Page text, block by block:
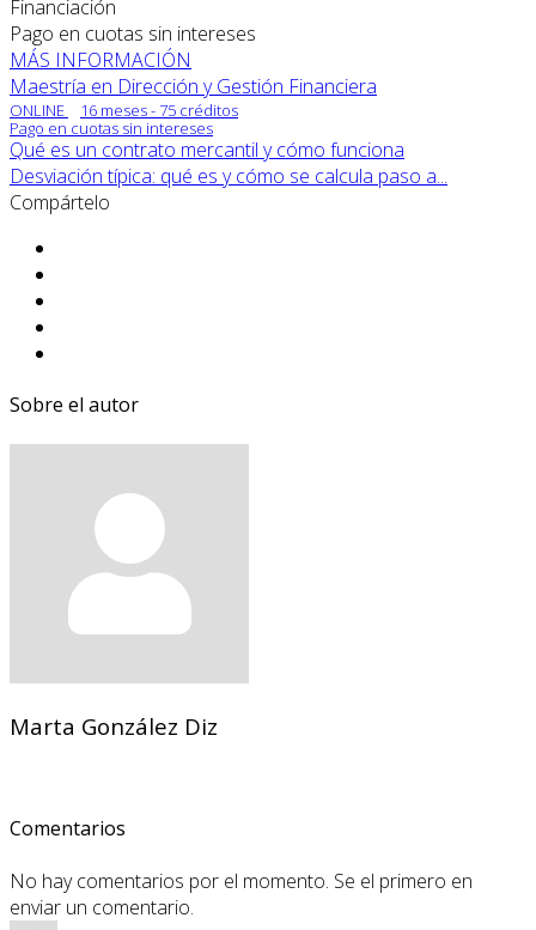
Financiación
Pago en cuotas sin intereses
MÁS INFORMACIÓN
Maestría en Dirección y Gestión Financiera
ONLINE
16 meses - 75 créditos
Pago en cuotas sin intereses
Qué es un contrato mercantil y cómo funciona
Desviación típica: qué es y cómo se calcula paso a...
Compártelo
Sobre el autor
Marta González Diz
Comentarios
No hay comentarios por el momento. Se el primero en
enviar un comentario.